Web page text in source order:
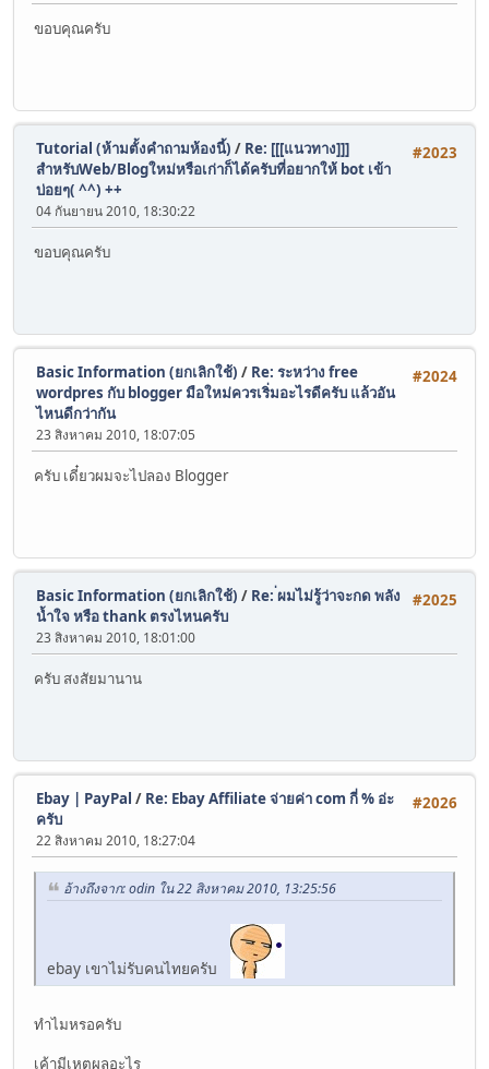
ขอบคุณครับ
#2023
Tutorial (ห้ามตั้งคำถามห้องนี้) / Re: [[[แนวทาง]]]
สำหรับWeb/Blogใหม่หรือเก่าก็ได้ครับที่อยากให้ bot เข้า
บ่อยๆ( ^^) ++
04 กันยายน 2010, 18:30:22
ขอบคุณครับ
#2024
Basic Information (ยกเลิกใช้) / Re: ระหว่าง free
wordpres กับ blogger มือใหม่ควรเริ่มอะไรดีครับ แล้วอัน
ไหนดีกว่ากัน
23 สิงหาคม 2010, 18:07:05
ครับ เดี๋ยวผมจะไปลอง Blogger
#2025
Basic Information (ยกเลิกใช้) / Re: ่ผมไม่รู้ว่าจะกด พลัง
น้ำใจ หรือ thank ตรงไหนครับ
23 สิงหาคม 2010, 18:01:00
ครับ สงสัยมานาน
#2026
Ebay | PayPal / Re: Ebay Affiliate จ่ายค่า com กี่ % อ่ะ
ครับ
22 สิงหาคม 2010, 18:27:04
อ้างถึงจาก: odin ใน 22 สิงหาคม 2010, 13:25:56
ebay เขาไม่รับคนไทยครับ
ทำไมหรอครับ
เค้ามีเหตุผลอะไร